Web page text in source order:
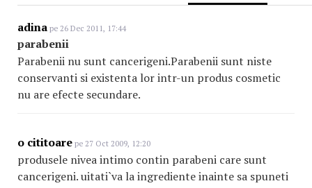
adina pe 26 Dec 2011, 17:44
parabenii
Parabenii nu sunt cancerigeni.Parabenii sunt niste
conservanti si existenta lor intr-un produs cosmetic
nu are efecte secundare.
o cititoare pe 27 Oct 2009, 12:20
produsele nivea intimo contin parabeni care sunt
cancerigeni. uitati`va la ingrediente inainte sa spuneti